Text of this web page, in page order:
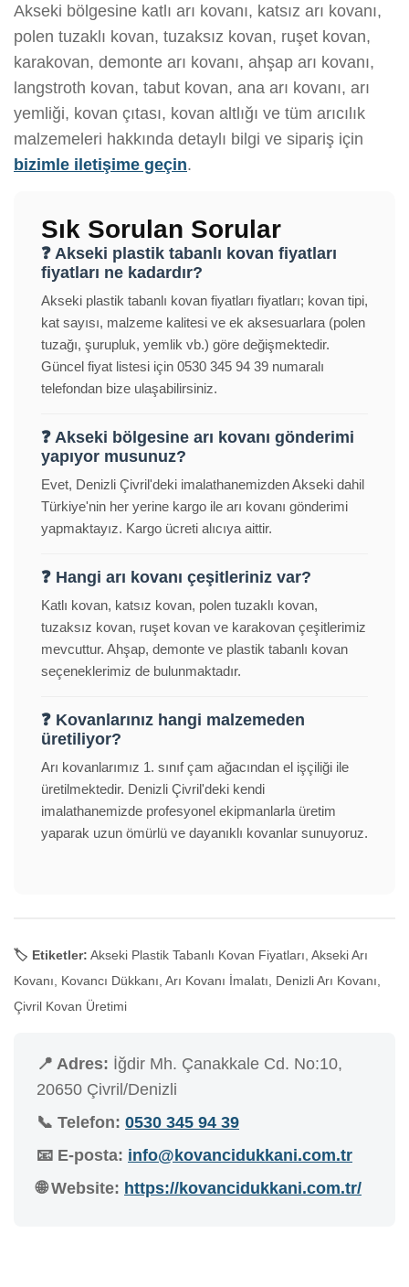
Akseki bölgesine katlı arı kovanı, katsız arı kovanı,
polen tuzaklı kovan, tuzaksız kovan, ruşet kovan,
karakovan, demonte arı kovanı, ahşap arı kovanı,
langstroth kovan, tabut kovan, ana arı kovanı, arı
yemliği, kovan çıtası, kovan altlığı ve tüm arıcılık
malzemeleri hakkında detaylı bilgi ve sipariş için
bizimle iletişime geçin.
Sık Sorulan Sorular
❓ Akseki plastik tabanlı kovan fiyatları
fiyatları ne kadardır?
Akseki plastik tabanlı kovan fiyatları fiyatları; kovan tipi,
kat sayısı, malzeme kalitesi ve ek aksesuarlara (polen
tuzağı, şurupluk, yemlik vb.) göre değişmektedir.
Güncel fiyat listesi için 0530 345 94 39 numaralı
telefondan bize ulaşabilirsiniz.
❓ Akseki bölgesine arı kovanı gönderimi
yapıyor musunuz?
Evet, Denizli Çivril'deki imalathanemizden Akseki dahil
Türkiye'nin her yerine kargo ile arı kovanı gönderimi
yapmaktayız. Kargo ücreti alıcıya aittir.
❓ Hangi arı kovanı çeşitleriniz var?
Katlı kovan, katsız kovan, polen tuzaklı kovan,
tuzaksız kovan, ruşet kovan ve karakovan çeşitlerimiz
mevcuttur. Ahşap, demonte ve plastik tabanlı kovan
seçeneklerimiz de bulunmaktadır.
❓ Kovanlarınız hangi malzemeden
üretiliyor?
Arı kovanlarımız 1. sınıf çam ağacından el işçiliği ile
üretilmektedir. Denizli Çivril'deki kendi
imalathanemizde profesyonel ekipmanlarla üretim
yaparak uzun ömürlü ve dayanıklı kovanlar sunuyoruz.
🏷️ Etiketler: Akseki Plastik Tabanlı Kovan Fiyatları, Akseki Arı
Kovanı, Kovancı Dükkanı, Arı Kovanı İmalatı, Denizli Arı Kovanı,
Çivril Kovan Üretimi
📍 Adres: İğdir Mh. Çanakkale Cd. No:10,
20650 Çivril/Denizli
📞 Telefon: 0530 345 94 39
📧 E-posta: info@kovancidukkani.com.tr
🌐 Website: https://kovancidukkani.com.tr/